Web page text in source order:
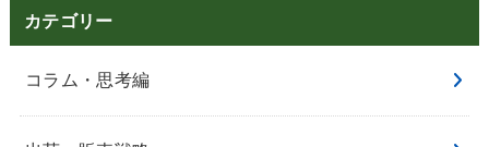
カテゴリー
コラム・思考編